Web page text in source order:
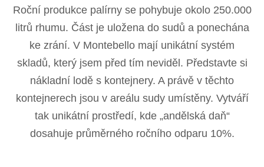
Roční produkce palírny se pohybuje okolo 250.000
litrů rhumu. Část je uložena do sudů a ponechána
ke zrání. V Montebello mají unikátní systém
skladů, který jsem před tím neviděl. Představte si
nákladní lodě s kontejnery. A právě v těchto
kontejnerech jsou v areálu sudy umístěny. Vytváří
tak unikátní prostředí, kde „andělská daň“
dosahuje průměrného ročního odparu 10%.